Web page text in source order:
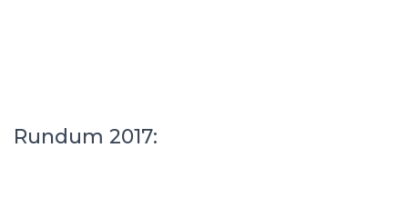
Rundum 2017: